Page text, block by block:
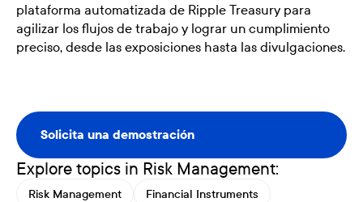
plataforma automatizada de Ripple Treasury para
agilizar los flujos de trabajo y lograr un cumplimiento
preciso, desde las exposiciones hasta las divulgaciones.
Solicita una demostración
Solicita una demostración
Explore topics in Risk Management:
Risk Management Financial Instruments